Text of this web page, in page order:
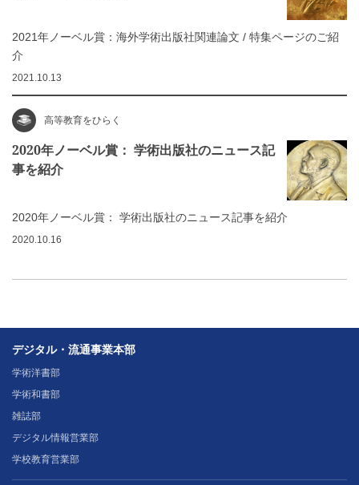
2021年ノーベル賞：海外学術出版社関連論文 / 特集ページのご紹
介
2021.10.13
高等教育をひらく
2020年ノーベル賞： 学術出版社のニュース記
事を紹介
2020年ノーベル賞： 学術出版社のニュース記事を紹介
2020.10.16
デジタル・流通事業本部
学術洋書部
学術和書部
雑誌部
デジタル情報営業部
学校教育営業部